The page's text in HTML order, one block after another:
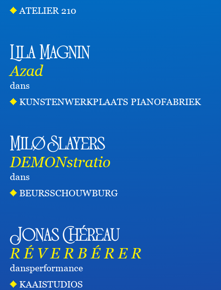
ATELIER 210
Lila Magnin
Azad
dans
KUNSTENWERKPLAATS PIANOFABRIEK
Milø Slayers
DEMONstratio
dans
BEURSSCHOUWBURG
Jonas Chéreau
R É V E R B É R E R
dansperformance
KAAISTUDIOS